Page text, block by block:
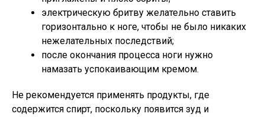
электрическую бритву желательно ставить
горизонтально к ноге, чтобы не было никаких
нежелательных последствий;
после окончания процесса ноги нужно
намазать успокаивающим кремом.
Не рекомендуется применять продукты, где
содержится спирт, поскольку появится зуд и